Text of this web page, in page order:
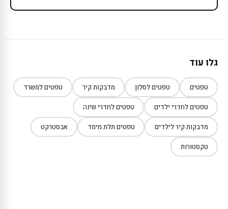
גלו עוד
טפטים טפטים לסלון מדבקות קיר טפטים למשרד
טפטים לחדרי ילדים טפטים לחדרי שינה
מדבקות קיר לילדים טפטים תלת מימד אבסטרקט
טקסטורות